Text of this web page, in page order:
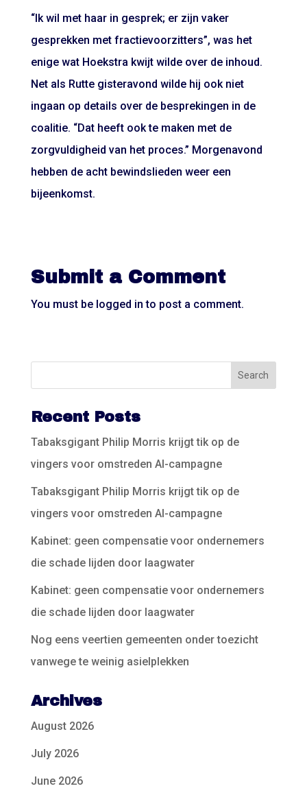
“Ik wil met haar in gesprek; er zijn vaker
gesprekken met fractievoorzitters”, was het
enige wat Hoekstra kwijt wilde over de inhoud.
Net als Rutte gisteravond wilde hij ook niet
ingaan op details over de besprekingen in de
coalitie. “Dat heeft ook te maken met de
zorgvuldigheid van het proces.” Morgenavond
hebben de acht bewindslieden weer een
bijeenkomst.
Submit a Comment
You must be logged in to post a comment.
Recent Posts
Tabaksgigant Philip Morris krijgt tik op de
vingers voor omstreden AI-campagne
Tabaksgigant Philip Morris krijgt tik op de
vingers voor omstreden AI-campagne
Kabinet: geen compensatie voor ondernemers
die schade lijden door laagwater
Kabinet: geen compensatie voor ondernemers
die schade lijden door laagwater
Nog eens veertien gemeenten onder toezicht
vanwege te weinig asielplekken
Archives
August 2026
July 2026
June 2026